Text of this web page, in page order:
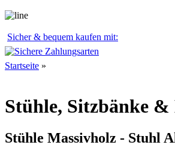
Sicher & bequem kaufen mit:
Startseite »
Stühle, Sitzbänke
Stühle Massivholz - Stuhl